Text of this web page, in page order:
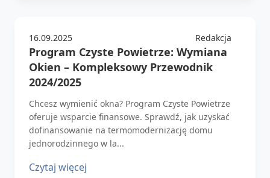
16.09.2025 Redakcja
Program Czyste Powietrze: Wymiana
Okien – Kompleksowy Przewodnik
2024/2025
Chcesz wymienić okna? Program Czyste Powietrze
oferuje wsparcie finansowe. Sprawdź, jak uzyskać
dofinansowanie na termomodernizację domu
jednorodzinnego w la...
Czytaj więcej